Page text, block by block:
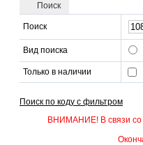
Поиск
Поиск
Вид поиска
Только в наличии
Поиск по коду с фильтром
ВНИМАНИЕ! В связи со